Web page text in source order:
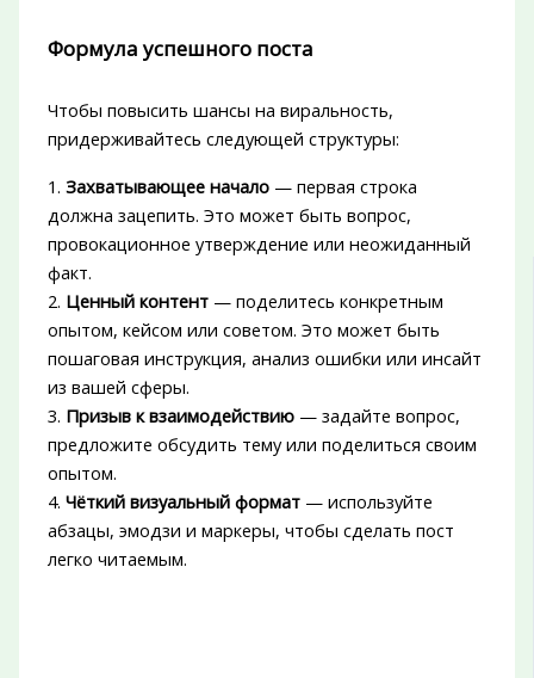
Формула успешного поста
Чтобы повысить шансы на виральность,
придерживайтесь следующей структуры:
1. Захватывающее начало— первая строка
должна зацепить. Это может быть вопрос,
провокационное утверждение или неожиданный
факт.
2. Ценный контент— поделитесь конкретным
опытом, кейсом или советом. Это может быть
пошаговая инструкция, анализ ошибки или инсайт
из вашей сферы.
3. Призыв к взаимодействию— задайте вопрос,
предложите обсудить тему или поделиться своим
опытом.
4. Чёткий визуальный формат— используйте
абзацы, эмодзи и маркеры, чтобы сделать пост
легко читаемым.